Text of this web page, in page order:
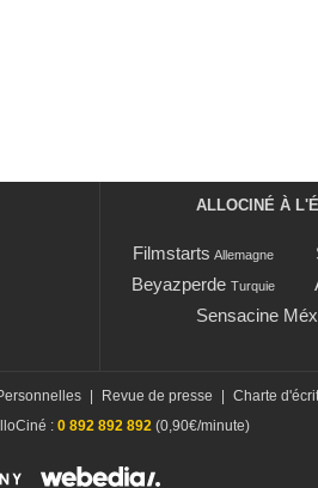
ALLOCINÉ À
Filmstarts Allemagne
Beyazperde Turquie
Sensacine
Revue de presse Charte
: 0 892 892 892 (0,90€/minute)